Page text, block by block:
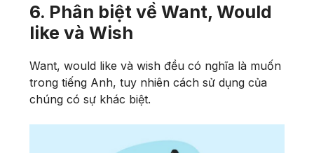
6. Phân biệt về Want, Would
like và Wish
Want, would like và wish đều có nghĩa là muốn
trong tiếng Anh, tuy nhiên cách sử dụng của
chúng có sự khác biệt.